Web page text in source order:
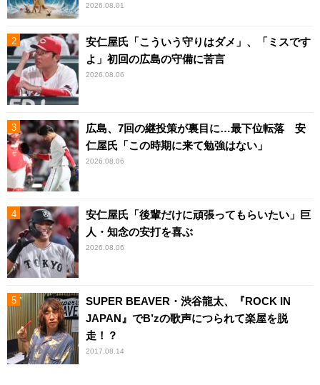
2026.08.01
安仁屋氏「こういう守りはダメ」、「ミスです
よ」初回の広島の守備に苦言
2026.08.06
広島、7回の継投策が裏目に…最下位転落 安
仁屋氏「この時期に来て勉強はない」
2026.08.06
安仁屋氏「後輩だけに頑張ってもらいたい」巨
人・知念の安打を喜ぶ
2026.08.06
SUPER BEAVER・渋谷龍太、『ROCK IN
JAPAN』でB’zの歌声につられて楽屋を脱
走！？
2017.08.14